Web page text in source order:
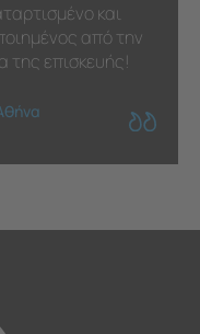
και
από την
της επισκευής!